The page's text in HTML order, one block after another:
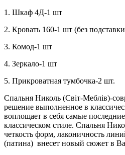
1. Шкаф 4Д-1 шт
2. Кровать 160-1 шт (без
3. Комод-1 шт
4. Зеркало-1 шт
5. Прикроватная тумбочка-2 шт.
Cпальня Николь (Світ-Меблів)-
решение выполненное в
воплощает в себя самые
классическом стиле. Спальня
четкость форм, лаконичность
(патина) внесет новый сюжет в